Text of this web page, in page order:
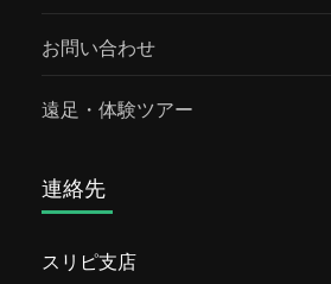
お問い合わせ
遠足・体験ツアー
連絡先
スリピ支店